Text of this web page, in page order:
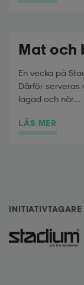
Mat och
En vecka på
Därför serveras
lagad och när...
LÄS MER
INITIATIVTAGARE